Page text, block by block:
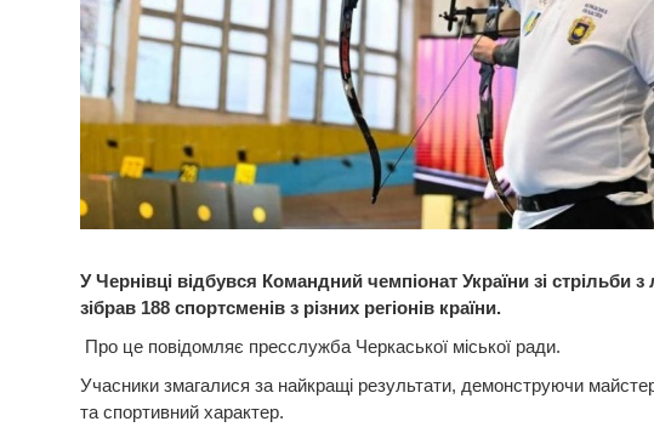
У Чернівці відбувся Командний чемпіонат України зі стрільби з
зібрав 188 спортсменів з різних регіонів країни.
Про це повідомляє пресслужба Черкаської міської ради.
Учасники змагалися за найкращі результати, демонструючи
та спортивний характер.